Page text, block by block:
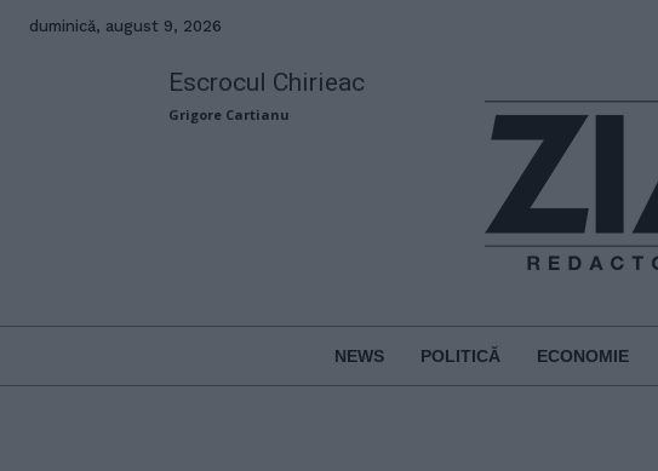
duminică, august 9, 2026
Escrocul Chirieac
Grigore Cartianu
NEWS POLITICĂ ECONOMIE